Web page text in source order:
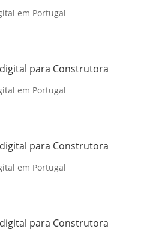
em Portugal
para Construtora
em Portugal
para Construtora
em Portugal
para Construtora